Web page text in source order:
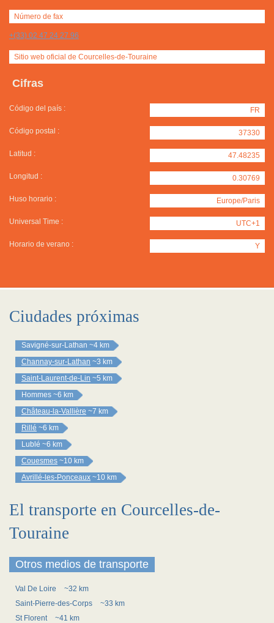
Número de fax
+(33) 02 47 24 27 96
Sitio web oficial de Courcelles-de-Touraine
Cifras
Código del país : FR
Código postal : 37330
Latitud : 47.48235
Longitud : 0.30769
Huso horario : Europe/Paris
Universal Time : UTC+1
Horario de verano : Y
Ciudades próximas
Savigné-sur-Lathan ~4 km
Channay-sur-Lathan ~3 km
Saint-Laurent-de-Lin ~5 km
Hommes ~6 km
Château-la-Vallière ~7 km
Rillé ~6 km
Lublé ~6 km
Couesmes ~10 km
Avrillé-les-Ponceaux ~10 km
El transporte en Courcelles-de-
Touraine
Otros medios de transporte
Val De Loire
~32 km
Saint-Pierre-des-Corps
~33 km
St Florent
~41 km